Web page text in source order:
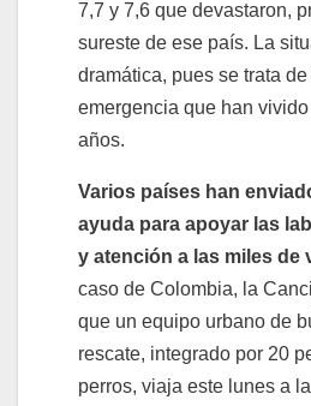
7,7 y 7,6 que devastaron,
sureste de ese país. La
dramática, pues se trata
emergencia que han
años.
Varios países han
ayuda para apoyar las
y atención a las miles de
caso de Colombia, la
que un equipo urbano de
rescate, integrado por 20
perros, viaja este lunes a